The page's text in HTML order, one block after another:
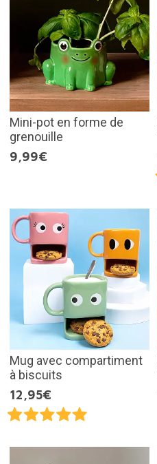
Mini-pot en forme de
grenouille
9,99€
Mug avec compartiment
à biscuits
12,95€